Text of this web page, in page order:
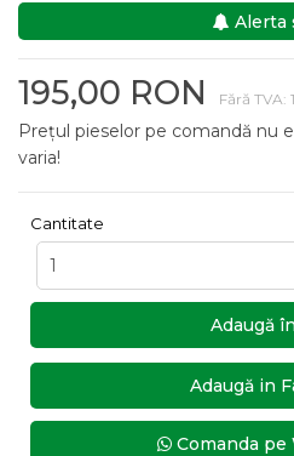
Alerta
195,00 RON Fără TVA:
Prețul pieselor pe comandă nu
varia!
Cantitate
Adaugă
Adaugă in
Comanda pe